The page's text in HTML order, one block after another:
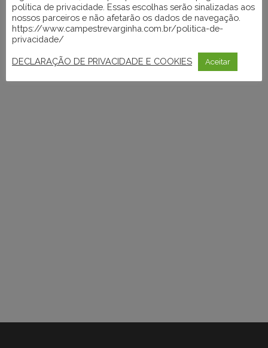
política de privacidade. Essas escolhas serão sinalizadas aos
nossos parceiros e não afetarão os dados de navegação.
https://www.campestrevarginha.com.br/politica-de-
privacidade/
DECLARAÇÃO DE PRIVACIDADE E COOKIES Aceitar